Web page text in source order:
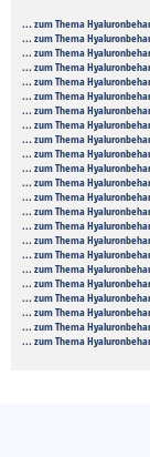
... zum Thema
... zum Thema
... zum Thema
... zum Thema
... zum Thema
... zum Thema
... zum Thema
... zum Thema
... zum Thema
... zum Thema
... zum Thema
... zum Thema
... zum Thema
... zum Thema
... zum Thema
... zum Thema
... zum Thema
... zum Thema
... zum Thema
... zum Thema
... zum Thema
... zum Thema
... zum Thema